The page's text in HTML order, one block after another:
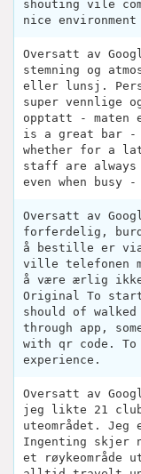
shouting vile
nice environment
Oversatt av
stemning og
eller lunsj.
super vennlige
opptatt - maten
is a great bar -
whether for a
staff are
even when busy
Oversatt av
forferdelig,
å bestille er via
ville telefonen
å være ærlig
Original To
should of
through app,
with qr code. To
experience.
Oversatt av
jeg likte 21 club
uteområdet. Jeg
Ingenting skjer
et røykeområde